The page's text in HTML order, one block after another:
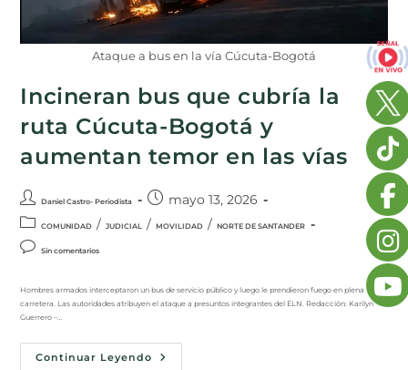
Ataque a bus en la vía Cúcuta-Bogotá
Incineran bus que cubría la
ruta Cúcuta-Bogotá y
aumentan temor en las vías
Daniel Castro- Periodista mayo 13, 2026
COMUNIDAD / JUDICIAL / MOVILIDAD / NORTE DE SANTANDER
Sin comentarios
Hombres armados interceptaron un bus de servicio público y luego le prendieron fuego en plena
carretera. Las autoridades atribuyen el ataque a presuntos integrantes del ELN. Redacción: Karilyn
Guerrero –…
Continuar Leyendo